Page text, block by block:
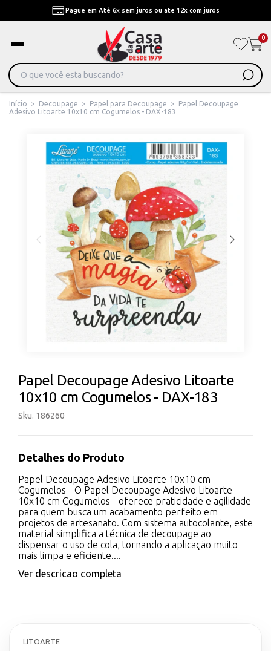
Pague em Até 6x sem juros ou ate 12x com juros
0
Início > Decoupage > Papel para Decoupage >
Papel Decoupage
Adesivo Litoarte 10x10 cm Cogumelos - DAX-183
Papel Decoupage Adesivo Litoarte
10x10 cm Cogumelos - DAX-183
Sku. 186260
Detalhes do Produto
Papel Decoupage Adesivo Litoarte 10x10 cm
Cogumelos - O Papel Decoupage Adesivo Litoarte
10x10 cm Cogumelos - oferece praticidade e agilidade
para quem busca um acabamento perfeito em
projetos de artesanato. Com sistema autocolante, este
material simplifica a técnica de decoupage ao
dispensar o uso de cola, tornando a aplicação muito
mais limpa e eficiente....
Ver descricao completa
LITOARTE